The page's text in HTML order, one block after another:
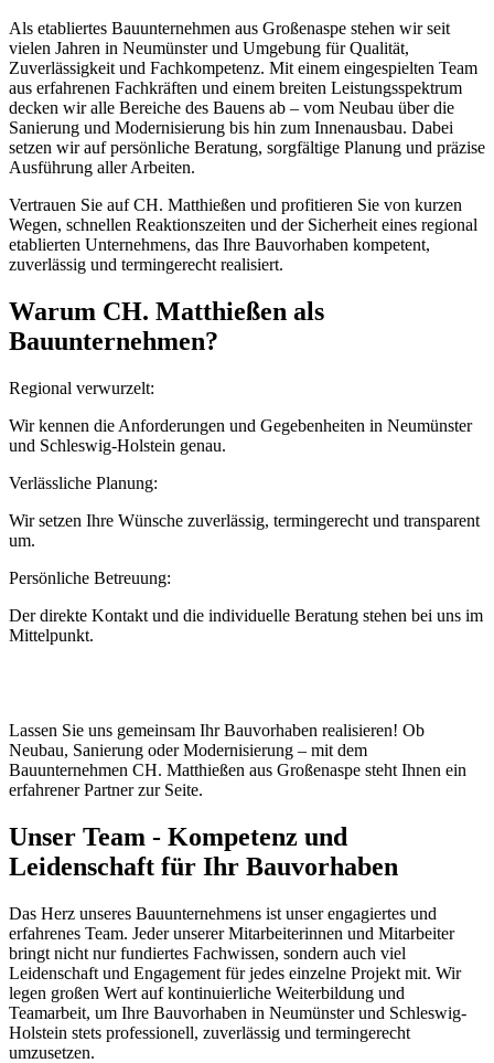
Als etabliertes Bauunternehmen aus Großenaspe stehen wir seit
vielen Jahren in Neumünster und Umgebung für Qualität,
Zuverlässigkeit und Fachkompetenz. Mit einem eingespielten Team
aus erfahrenen Fachkräften und einem breiten Leistungsspektrum
decken wir alle Bereiche des Bauens ab – vom Neubau über die
Sanierung und Modernisierung bis hin zum Innenausbau. Dabei
setzen wir auf persönliche Beratung, sorgfältige Planung und präzise
Ausführung aller Arbeiten.
Vertrauen Sie auf CH. Matthießen und profitieren Sie von kurzen
Wegen, schnellen Reaktionszeiten und der Sicherheit eines regional
etablierten Unternehmens, das Ihre Bauvorhaben kompetent,
zuverlässig und termingerecht realisiert.
Warum CH. Matthießen als
Bauunternehmen?
Regional verwurzelt:
Wir kennen die Anforderungen und Gegebenheiten in Neumünster
und Schleswig-Holstein genau.
Verlässliche Planung:
Wir setzen Ihre Wünsche zuverlässig, termingerecht und transparent
um.
Persönliche Betreuung:
Der direkte Kontakt und die individuelle Beratung stehen bei uns im
Mittelpunkt.
Lassen Sie uns gemeinsam Ihr Bauvorhaben realisieren! Ob
Neubau, Sanierung oder Modernisierung – mit dem
Bauunternehmen CH. Matthießen aus Großenaspe steht Ihnen ein
erfahrener Partner zur Seite.
Unser Team - Kompetenz und
Leidenschaft für Ihr Bauvorhaben
Das Herz unseres Bauunternehmens ist unser engagiertes und
erfahrenes Team. Jeder unserer Mitarbeiterinnen und Mitarbeiter
bringt nicht nur fundiertes Fachwissen, sondern auch viel
Leidenschaft und Engagement für jedes einzelne Projekt mit. Wir
legen großen Wert auf kontinuierliche Weiterbildung und
Teamarbeit, um Ihre Bauvorhaben in Neumünster und Schleswig-
Holstein stets professionell, zuverlässig und termingerecht
umzusetzen.